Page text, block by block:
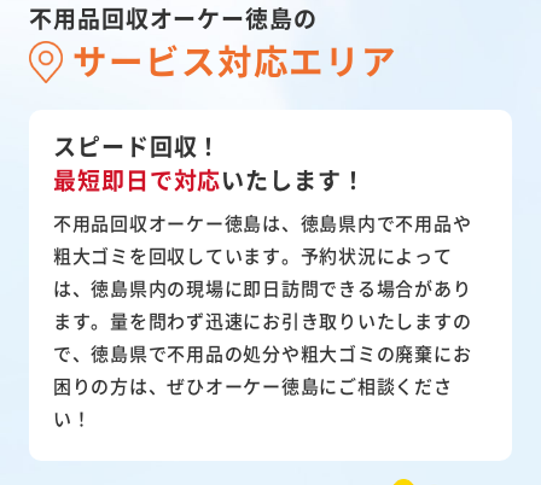
不用品回収オーケー徳島の
サービス対応エリア
スピード回収！
最短即日で対応いたします！
不用品回収オーケー徳島は、徳島県内で不用品や
粗大ゴミを回収しています。予約状況によって
は、徳島県内の現場に即日訪問できる場合があり
ます。量を問わず迅速にお引き取りいたしますの
で、徳島県で不用品の処分や粗大ゴミの廃棄にお
困りの方は、ぜひオーケー徳島にご相談くださ
い！